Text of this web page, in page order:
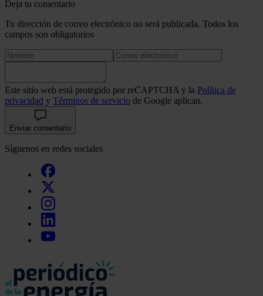
Deja tu comentario
Tu dirección de correo electrónico no será publicada. Todos los
campos son obligatorios
Este sitio web está protegido por reCAPTCHA y la Política de
privacidad y Términos de servicio de Google aplican.
Enviar comentario
Síguenos en redes sociales